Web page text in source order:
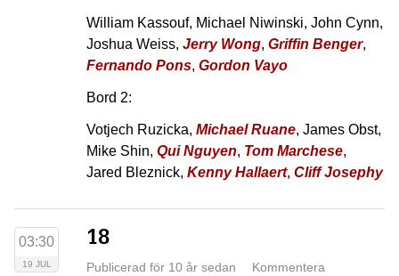
William Kassouf, Michael Niwinski, John Cynn,
Joshua Weiss, Jerry Wong, Griffin Benger,
Fernando Pons, Gordon Vayo
Bord 2:
Votjech Ruzicka, Michael Ruane, James Obst,
Mike Shin, Qui Nguyen, Tom Marchese,
Jared Bleznick, Kenny Hallaert, Cliff Josephy
03:30
19 JUL
18
Publicerad för 10 år sedan Kommentera